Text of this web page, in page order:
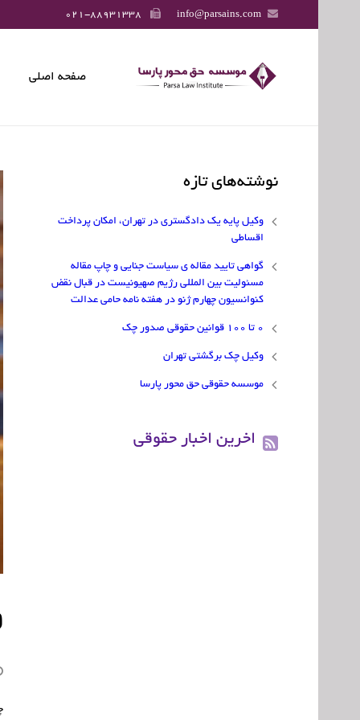
info@parsains.com
صفحه اصلی
نوشته‌های تازه
وکیل پایه یک دادگستری در تهران، امکان پرداخت
اقساطی
گواهی تایید مقاله ی سیاست جنایی و چاپ مقاله
مسئولیت بین المللی رژیم صهیونیست در قبال نقض
کنوانسیون چهارم ژنو در هفته نامه حامی عدالت
۰ تا ۱۰۰ قوانین حقوقی صدور چک
وکیل چک برگشتی تهران
موسسه حقوقی حق محور پارسا
اخرین اخبار حقوقی